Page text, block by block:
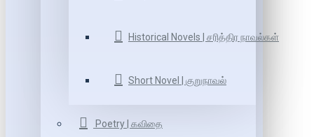
Historical Novels | சரித்திர நாவல்கள்
Short Novel | குறுநாவல்
Poetry | கவிதை